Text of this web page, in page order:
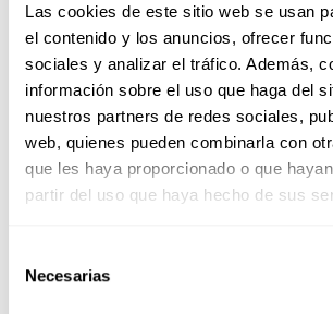
Las cookies de este sitio web se usan
el contenido y los anuncios, ofrecer
sociales y analizar el tráfico. Además,
información sobre el uso que haga del
nuestros partners de redes sociales,
web, quienes pueden combinarla con
que les haya proporcionado o que
partir del uso que haya hecho de sus
Necesarias
A Martha Debayle le
Entre portadas, revistas,
horas de radio todos los
miles de juntas, la jefa ya
alucinando. Así...